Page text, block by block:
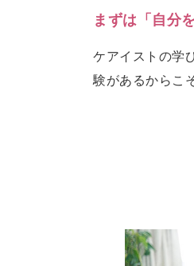
まずは「自分
ケアイストの学
験があるからこ